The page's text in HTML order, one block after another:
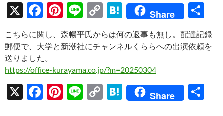
X
F
ac
e
b
o
o
k
Pi
nt
er
t
Li
n
e
C
o
p
Li
n
k
H
at
e
a
Share
有
こちらに関し、森暢平氏からは何の返事も無し。配達記録
郵便で、大学と新潮社にチャンネルくららへの出演依頼を
送りました。
https://office-kurayama.co.jp/?m=20250304
X
F
Pi Li
C
H
Share